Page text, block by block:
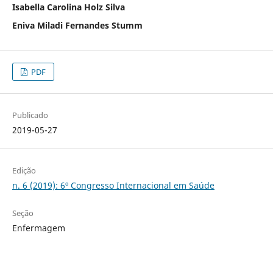
Isabella Carolina Holz Silva
Eniva Miladi Fernandes Stumm
PDF
Publicado
2019-05-27
Edição
n. 6 (2019): 6º Congresso Internacional em Saúde
Seção
Enfermagem